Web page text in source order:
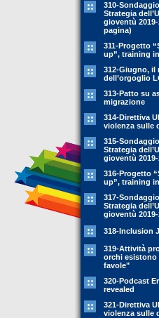
310-
Strategia
gioventù
pagina)
311-Progetto
up”, training
312-Giugno, il
dell’orgoglio
313-Patto su
migrazione
314-Direttiva
violenza sulle
315-
Strategia
gioventù 2019-
316-Progetto
up”, training
317-
Strategia
gioventù 2019-
318-Inclusion
319-Attività
orchi esistono
favole"
320-Podcast
revealed
321-Direttiva
violenza sulle